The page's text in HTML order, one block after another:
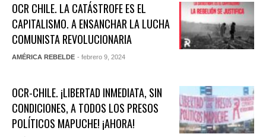
OCR CHILE. LA CATÁSTROFE ES EL
CAPITALISMO. A ENSANCHAR LA LUCHA
COMUNISTA REVOLUCIONARIA
AMÉRICA REBELDE - febrero 9, 2024
OCR-CHILE. ¡LIBERTAD INMEDIATA, SIN
CONDICIONES, A TODOS LOS PRESOS
POLÍTICOS MAPUCHE! ¡AHORA!